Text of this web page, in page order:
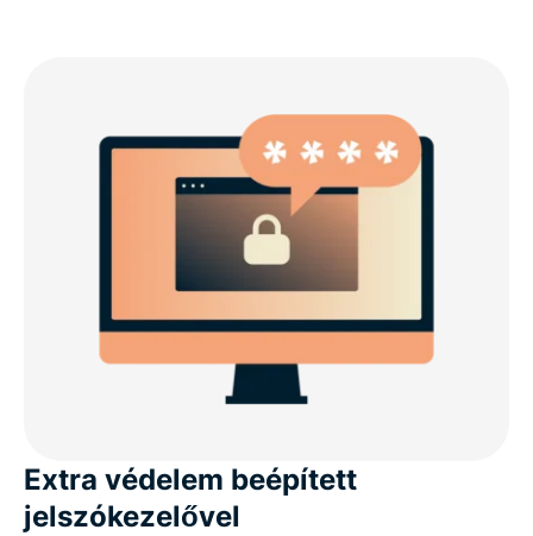
Extra védelem beépített
jelszókezelővel